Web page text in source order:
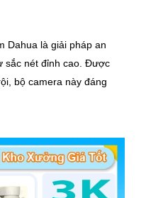
Dahua là giải pháp an
nét đỉnh cao. Được
bộ camera này đáng